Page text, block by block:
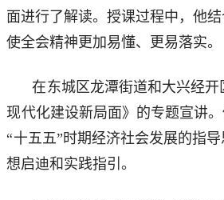
面进行了解读。授课过程中，他
使全会精神更加易懂、更易落实。
在东城区龙潭街道和大兴经
现代化建设新局面》的专题宣讲
“十五五”时期经济社会发展的指
想启迪和实践指引。